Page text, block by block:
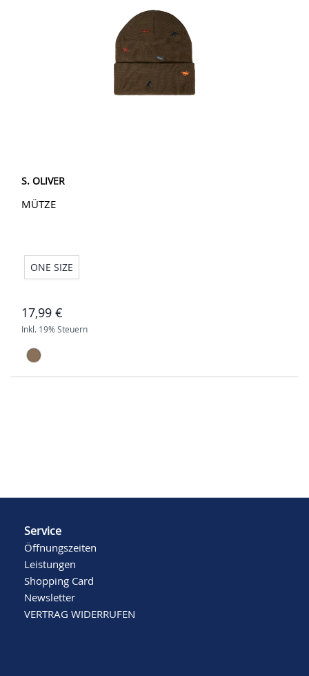
S. OLIVER
MÜTZE
ONE SIZE
17,99 €
Inkl. 19% Steuern
Service
Öffnungszeiten
Leistungen
Shopping Card
Newsletter
VERTRAG WIDERRUFEN